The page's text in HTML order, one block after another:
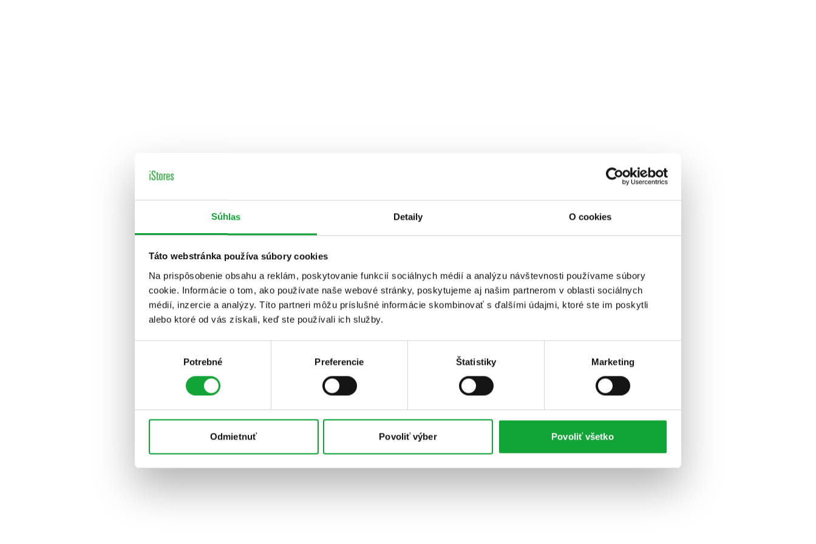
Súhlas Detaily O cookies
Táto webstránka používa súbory cookies
Na prispôsobenie obsahu a reklám, poskytovanie funkcií sociálnych médií a analýzu návštevnosti používame súbory
cookie. Informácie o tom, ako používate naše webové stránky, poskytujeme aj našim partnerom v oblasti sociálnych
médií, inzercie a analýzy. Títo partneri môžu príslušné informácie skombinovať s ďalšími údajmi, ktoré ste im poskytli
alebo ktoré od vás získali, keď ste používali ich služby.
Potrebné Preferencie Štatistiky Marketing
Odmietnuť Povoliť výber Povoliť všetko